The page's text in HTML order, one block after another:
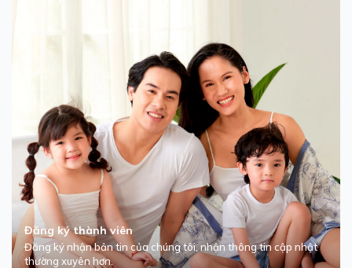
Đăng ký thành viên
Đăng ký nhận bản tin của chúng tôi, nhận thông tin cập nhật
thường xuyên hơn.